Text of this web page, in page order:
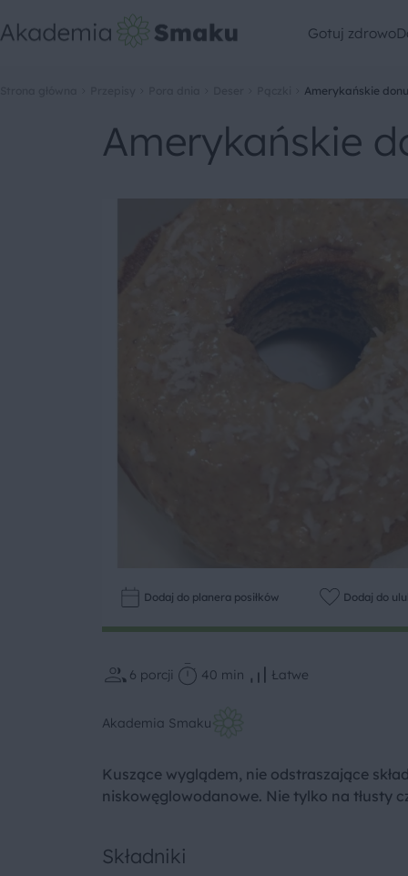
Gotuj zdrowo
Amerykańskie
Amerykańskie
Dodaj do planera posiłków Dodaj do
6 porcji 40 min Łatwe
Akademia Smaku
Kuszące wyglądem, nie odstraszające
niskowęglowodanowe. Nie tylko na tłusty
Składniki